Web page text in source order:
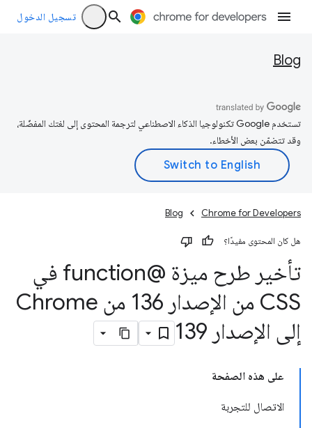
تسجيل الدخول
Blog
تستخدم Google تكنولوجيا الذكاء الاصطناعي لترجمة المحتوى إلى لغتك المفضّلة،
وقد تتضمّن بعض الأخطاء.
Chrome for Developers
Blog
هل كان المحتوى مفيدًا؟
تأخير طرح ميزة @function في
CSS من الإصدار 136 من Chrome
إلى الإصدار 139
على هذه الصفحة
الاتصال للتجربة